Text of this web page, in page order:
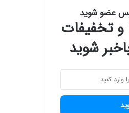
عضو شوید
و تخفیفات
شوید